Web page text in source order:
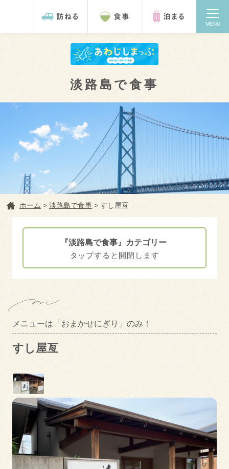
MENU
淡路島を訪ねる
淡路島で食事
淡路島に泊まる
絞り込み検索
トピックス
淡路島で食事
ホーム > 淡路島で食事 > すし屋亙
メニューは「おまかせにぎり」のみ！
すし屋亙
『淡路島で食事』カテゴリー
淡路市
ペットOK
モーニング
キャッシュレス対応 クレジット決済対応
ご当地食材使用 ディナー